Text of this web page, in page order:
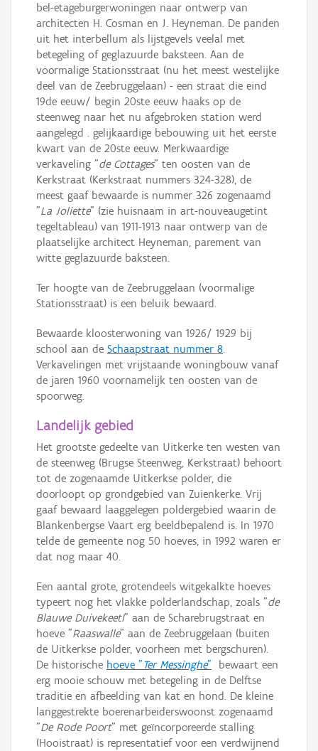
bel-etageburgerwoningen naar ontwerp van
architecten H. Cosman en J. Heyneman. De panden
uit het interbellum als lijstgevels veelal met
betegeling of geglazuurde baksteen. Aan de
voormalige Stationsstraat (nu het meest westelijke
deel van de Zeebruggelaan) - een straat die eind
19de eeuw/ begin 20ste eeuw haaks op de
steenweg naar het nu afgebroken station werd
aangelegd . gelijkaardige bebouwing uit het eerste
kwart van de 20ste eeuw. Merkwaardige
verkaveling "de Cottages" ten oosten van de
Kerkstraat (Kerkstraat nummers 324-328), de
meest gaaf bewaarde is nummer 326 zogenaamd
"La Joliette" (zie huisnaam in art-nouveaugetint
tegeltableau) van 1911-1913 naar ontwerp van de
plaatselijke architect Heyneman, parement van
witte geglazuurde baksteen.
Ter hoogte van de Zeebruggelaan (voormalige
Stationsstraat) is een beluik bewaard.
Bewaarde kloosterwoning van 1926/ 1929 bij
school aan de Schaapstraat nummer 8.
Verkavelingen met vrijstaande woningbouw vanaf
de jaren 1960 voornamelijk ten oosten van de
spoorweg.
Landelijk gebied
Het grootste gedeelte van Uitkerke ten westen van
de steenweg (Brugse Steenweg, Kerkstraat) behoort
tot de zogenaamde Uitkerkse polder, die
doorloopt op grondgebied van Zuienkerke. Vrij
gaaf bewaard laaggelegen poldergebied waarin de
Blankenbergse Vaart erg beeldbepalend is. In 1970
telde de gemeente nog 50 hoeves, in 1992 waren er
dat nog maar 40.
Een aantal grote, grotendeels witgekalkte hoeves
typeert nog het vlakke polderlandschap, zoals "de
Blauwe DuivekeetI" aan de Scharebrugstraat en
hoeve "Raaswalle" aan de Zeebruggelaan (buiten
de Uitkerkse polder, voorheen met bergschuren).
De historische hoeve "Ter Messinghe" bewaart een
erg mooie schouw met betegeling in de Delftse
traditie en afbeelding van kat en hond. De kleine
langgestrekte boerenarbeiderswoonst zogenaamd
"De Rode Poort" met geïncorporeerde stalling
(Hooistraat) is representatief voor een verdwijnend